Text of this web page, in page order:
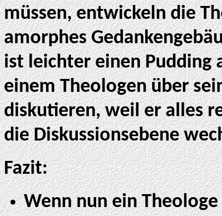
müssen, entwickeln die
amorphes
ist leichter einen Pudding
einem Theologen über
diskutieren, weil er alles
die Diskussionsebene
Fazit:
Wenn nun ein